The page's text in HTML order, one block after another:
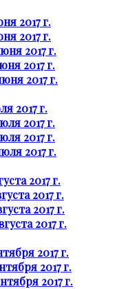
2017 г.
2017 г.
2017 г.
2017 г.
2017 г.
2017 г.
2017 г.
2017 г.
2017 г.
2017 г.
2017 г.
2017 г.
2017 г.
2017 г.
2017 г.
2017 г.